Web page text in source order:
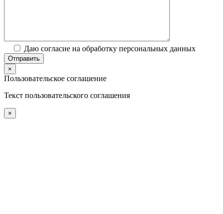
Даю согласие на обработку персональных данных
×
Пользовательское соглашение
Текст пользовательского соглашения
×